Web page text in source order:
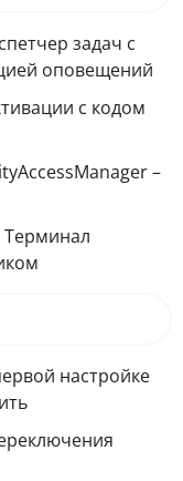
задач с
оповещений
с кодом
–
Терминал
настройке